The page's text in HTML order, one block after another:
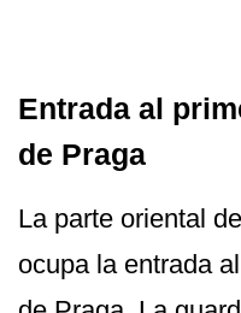
Entrada al
de Praga
La parte oriental
ocupa la entrada